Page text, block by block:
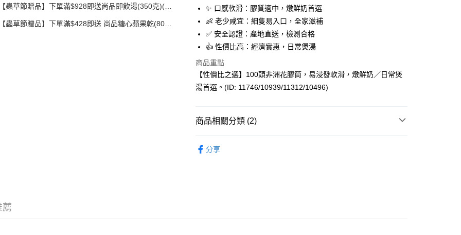
【蟲草節贈品】下單滿$928即送尚品即飲湯(350克)(款
【蟲草節贈品】下單滿$428即送 尚品糖心蘋果乾(80
AlipayHK
PayMe
WeChat Pay
BoC Pay
其他轉帳方式
豐銀行戶口：652-589300-838 收款人：PREMIER FOOD LTD 請於24小
收到付款訊息後會盡快安排送貨。
順豐智能櫃(智能櫃取件要視乎包裹尺寸限制，如包裹過大，
✨ 口感軟滑：膠質適中，燉鮮奶首選
👶 老少咸宜：細隻易入口，全家滋補
✅ 安全認證：產地直送，檢測合格
👍 性價比高：經濟實惠，日常煲湯
商品重點
【性價比之選】100頭非洲花膠筒，易浸發軟滑，燉鮮奶／日常煲
湯首選。(ID: 11746/10939/11312/10496)
商品相關分類 (2)
分享
薦